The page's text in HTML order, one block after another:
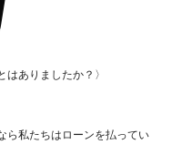
ありましたか？〉
ら私たちはローンを払ってい